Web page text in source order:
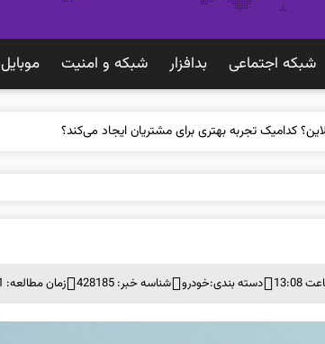
شبكه اجتماعی بدافزار شبكه و امنيت موبايل
کدامیک تجربه بهتری برای مشتریان ایجاد می‌کند؟
دسته بندی:خودرو شناسه خبر: 428185 زمان مطالعه: 1 دقیقه